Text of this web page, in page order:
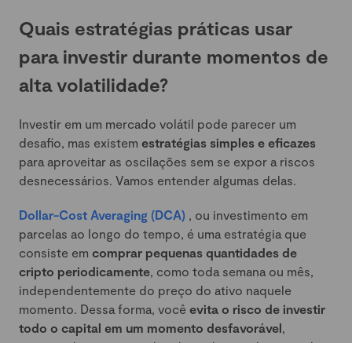
Quais estratégias práticas usar
para investir durante momentos de
alta volatilidade?
Investir em um mercado volátil pode parecer um
desafio, mas existem estratégias simples e eficazes
para aproveitar as oscilações sem se expor a riscos
desnecessários. Vamos entender algumas delas.
Dollar-Cost Averaging (DCA) , ou investimento em
parcelas ao longo do tempo, é uma estratégia que
consiste em comprar pequenas quantidades de
cripto periodicamente, como toda semana ou mês,
independentemente do preço do ativo naquele
momento. Dessa forma, você evita o risco de investir
todo o capital em um momento desfavorável,